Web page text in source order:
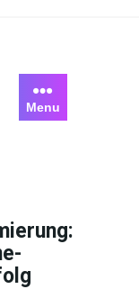
Menu